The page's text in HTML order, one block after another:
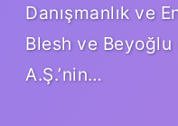
Danışmanlık ve
Blesh ve
A.Ş.’nin…